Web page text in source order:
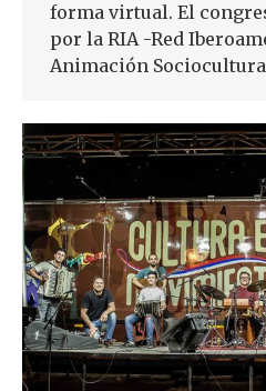
forma virtual. El
por la RIA -Red
Animación